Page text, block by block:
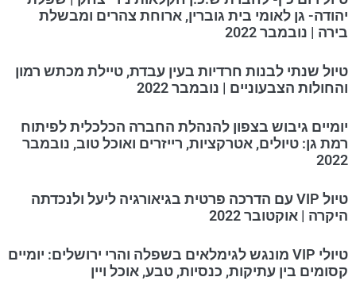
יהודה- גן לאומי בית גוברין, ארוחת צהרים ומבשלת
בירה | נובמבר 2022
טיול שנתי לבנות חרדיות בעין עבדת, טיילת מכתש רמון
והחולות הצבעוניים | נובמבר 2022
יומיים גיבוש בצפון להנהלת החברה הכלכלית לפיתוח
רמת גן: טיולים, אטרקציות, רייזרים ואוכל טוב, נובמבר
2022
טיול VIP עם הדרכה פרטית בגיאורגיה ליעל ולנכדתה
היקרה | אוקטובר 2022
טיולי VIP מונגש לגימלאים בשפלה והרי ירושלים: יומיים
קסומים בין עתיקות, כנסיות, טבע, אוכל ויין